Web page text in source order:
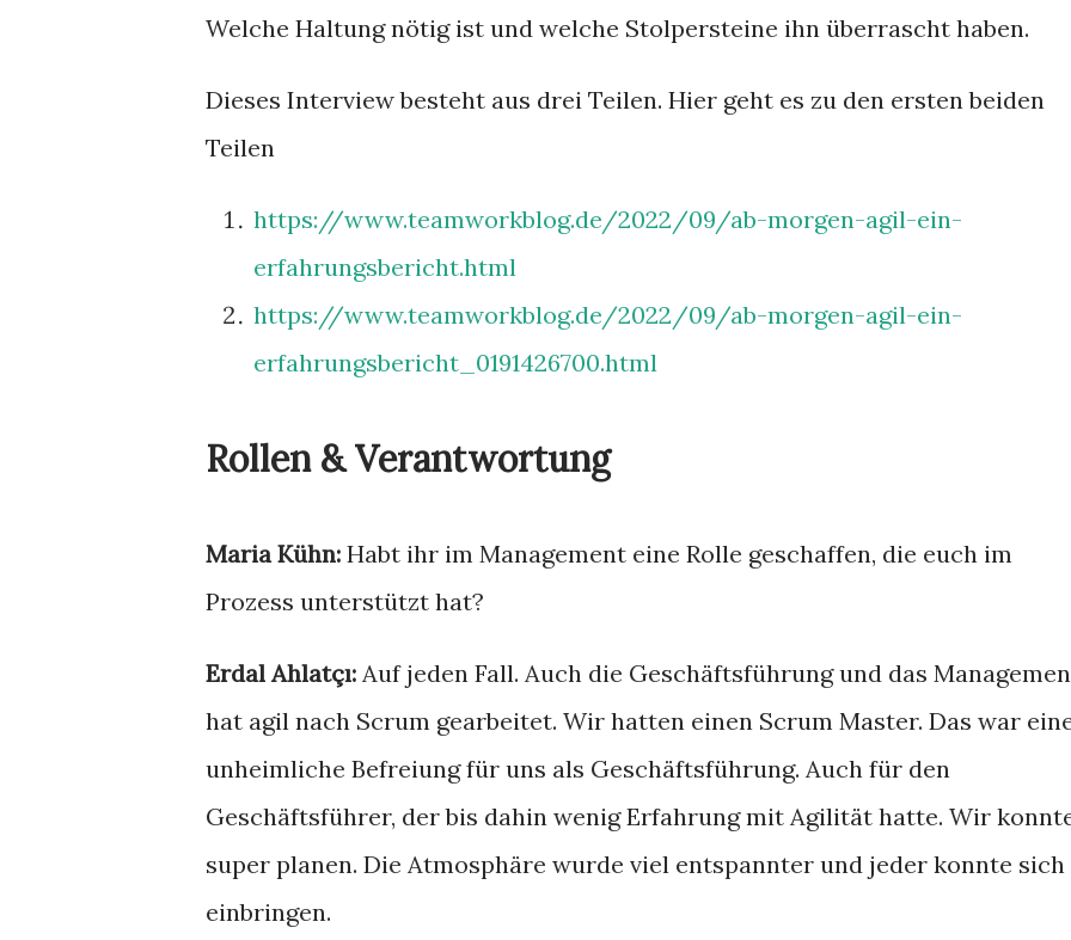
Welche Haltung nötig ist und welche Stolpersteine ihn überrascht haben.
Dieses Interview besteht aus drei Teilen. Hier geht es zu den ersten beiden
Teilen
https://www.teamworkblog.de/2022/09/ab-morgen-agil-ein-
erfahrungsbericht.html
https://www.teamworkblog.de/2022/09/ab-morgen-agil-ein-
erfahrungsbericht_0191426700.html
Rollen & Verantwortung
Maria Kühn: Habt ihr im Management eine Rolle geschaffen, die euch im
Prozess unterstützt hat?
Erdal Ahlatçı: Auf jeden Fall. Auch die Geschäftsführung und das
hat agil nach Scrum gearbeitet. Wir hatten einen Scrum Master. Das war
unheimliche Befreiung für uns als Geschäftsführung. Auch für den
Geschäftsführer, der bis dahin wenig Erfahrung mit Agilität hatte. Wir
super planen. Die Atmosphäre wurde viel entspannter und jeder konnte sich
einbringen.